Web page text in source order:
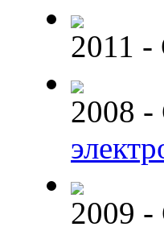
2011 -
2008 -
2009 -